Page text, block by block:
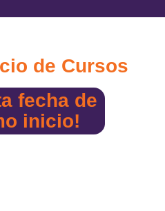
de Cursos
fecha de
inicio!